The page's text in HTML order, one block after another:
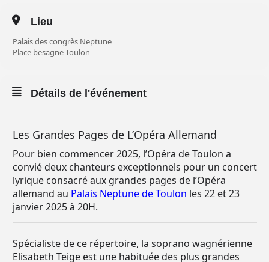
Lieu
Palais des congrès Neptune
Place besagne Toulon
Détails de l'événement
Les Grandes Pages de L’Opéra Allemand
Pour bien commencer 2025, l’Opéra de Toulon a
convié deux chanteurs exceptionnels pour un concert
lyrique consacré aux grandes pages de l’Opéra
allemand au Palais Neptune de Toulon les 22 et 23
janvier 2025 à 20H.
Spécialiste de ce répertoire, la soprano wagnérienne
Elisabeth Teige est une habituée des plus grandes